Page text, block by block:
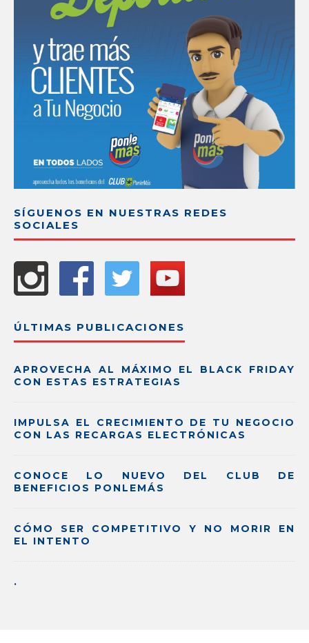
SÍGUENOS EN NUESTRAS REDES
SOCIALES
ÚLTIMAS PUBLICACIONES
APROVECHA AL MÁXIMO EL BLACK FRIDAY
CON ESTAS ESTRATEGIAS
IMPULSA EL CRECIMIENTO DE TU NEGOCIO
CON LAS RECARGAS ELECTRÓNICAS
CONOCE LO NUEVO DEL CLUB DE
BENEFICIOS PONLEMÁS
CÓMO SER COMPETITIVO Y NO MORIR EN
EL INTENTO
.